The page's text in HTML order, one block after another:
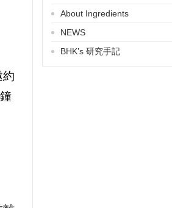
約
About Ingredients
NEWS
BHK’s 研究手記